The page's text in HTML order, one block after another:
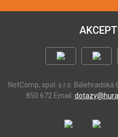
NetComp, spol. s r.o. Bělehradská
850 672 Email: